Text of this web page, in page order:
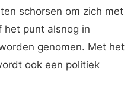
schorsen om zich met
punt alsnog in
genomen. Met het
ook een politiek